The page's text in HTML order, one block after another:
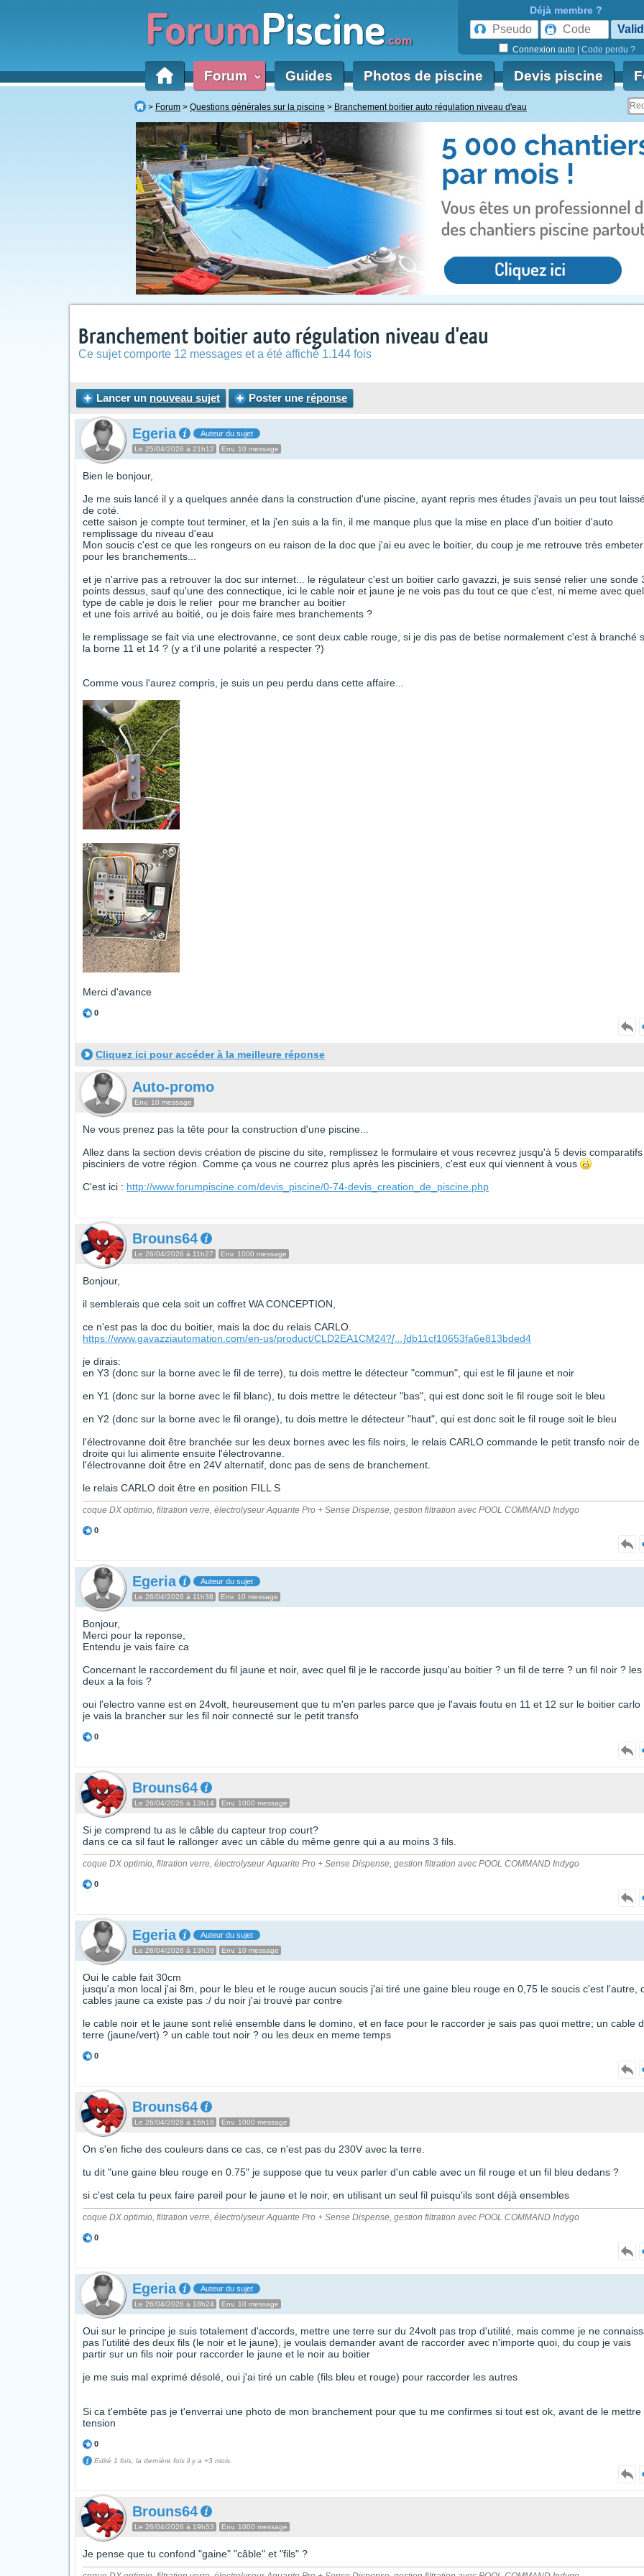
ForumPiscine.com
Déjà membre ?
Connexion auto Code perdu ?
Forum ‹ Guides Photos de piscine Devis piscine
Forum Questions générales sur la piscine Branchement boitier auto régulation niveau d'eau
Branchement boitier auto régulation niveau d'eau
Ce sujet comporte 12 messages et a été affiché 1.144 fois
Lancer un nouveau sujet Poster une réponse
Egeria Auteur du sujet
Le 25/04/2026 à 21h12 Env. 10 message
Bien le bonjour,
Je me suis lancé il y a quelques année dans la construction d'une piscine, ayant repris mes études j'avais un peu tout
de coté.
cette saison je compte tout terminer, et la j'en suis a la fin, il me manque plus que la mise en place d'un boitier d'auto
remplissage du niveau d'eau
Mon soucis c'est ce que les rongeurs on eu raison de la doc que j'ai eu avec le boitier, du coup je me retrouve très embeter
pour les branchements...
et je n'arrive pas a retrouver la doc sur internet... le régulateur c'est un boitier carlo gavazzi, je suis sensé relier une sonde
points dessus, sauf qu'une des connectique, ici le cable noir et jaune je ne vois pas du tout ce que c'est, ni meme avec quel
type de cable je dois le relier pour me brancher au boitier
et une fois arrivé au boitié, ou je dois faire mes branchements ?
le remplissage se fait via une electrovanne, ce sont deux cable rouge, si je dis pas de betise normalement c'est à branché
la borne 11 et 14 ? (y a t'il une polarité a respecter ?)
Comme vous l'aurez compris, je suis un peu perdu dans cette affaire...
Merci d'avance
0
Cliquez ici pour accéder à la meilleure réponse
Auto-promo
Env. 10 message
Ne vous prenez pas la tête pour la construction d'une piscine...
Allez dans la section devis création de piscine du site, remplissez le formulaire et vous recevrez jusqu'à 5 devis
pisciniers de votre région. Comme ça vous ne courrez plus après les pisciniers, c'est eux qui viennent à vous
C'est ici : http://www.forumpiscine.com/devis_piscine/0-74-devis_creation_de_piscine.php
Brouns64
Le 26/04/2026 à 11h27 Env. 1000 message
Bonjour,
il semblerais que cela soit un coffret WA CONCEPTION,
ce n'est pas la doc du boitier, mais la doc du relais CARLO.
https://www.gavazziautomation.com/en-us/product/CLD2EA1CM24?[...]db11cf10653fa6e813bded4
je dirais:
en Y3 (donc sur la borne avec le fil de terre), tu dois mettre le détecteur "commun", qui est le fil jaune et noir
en Y1 (donc sur la borne avec le fil blanc), tu dois mettre le détecteur "bas", qui est donc soit le fil rouge soit le bleu
en Y2 (donc sur la borne avec le fil orange), tu dois mettre le détecteur "haut", qui est donc soit le fil rouge soit le bleu
l'électrovanne doit être branchée sur les deux bornes avec les fils noirs, le relais CARLO commande le petit transfo noir de
droite qui lui alimente ensuite l'électrovanne.
l'électrovanne doit être en 24V alternatif, donc pas de sens de branchement.
le relais CARLO doit être en position FILL S
coque DX optimio, filtration verre, électrolyseur Aquarite Pro + Sense Dispense, gestion filtration avec POOL COMMAND Indygo
0
Egeria Auteur du sujet
Le 26/04/2026 à 11h38 Env. 10 message
Bonjour,
Merci pour la reponse,
Entendu je vais faire ca
Concernant le raccordement du fil jaune et noir, avec quel fil je le raccorde jusqu'au boitier ? un fil de terre ? un fil noir ? les
deux a la fois ?
oui l'electro vanne est en 24volt, heureusement que tu m'en parles parce que je l'avais foutu en 11 et 12 sur le boitier carlo
je vais la brancher sur les fil noir connecté sur le petit transfo
0
Brouns64
Le 26/04/2026 à 13h14 Env. 1000 message
Si je comprend tu as le câble du capteur trop court?
dans ce ca sil faut le rallonger avec un câble du même genre qui a au moins 3 fils.
coque DX optimio, filtration verre, électrolyseur Aquarite Pro + Sense Dispense, gestion filtration avec POOL COMMAND Indygo
0
Egeria Auteur du sujet
Le 26/04/2026 à 13h38 Env. 10 message
Oui le cable fait 30cm
jusqu'a mon local j'ai 8m, pour le bleu et le rouge aucun soucis j'ai tiré une gaine bleu rouge en 0,75 le soucis c'est l'autre,
cables jaune ca existe pas :/ du noir j'ai trouvé par contre
le cable noir et le jaune sont relié ensemble dans le domino, et en face pour le raccorder je sais pas quoi mettre; un cable
terre (jaune/vert) ? un cable tout noir ? ou les deux en meme temps
0
Brouns64
Le 26/04/2026 à 16h18 Env. 1000 message
On s'en fiche des couleurs dans ce cas, ce n'est pas du 230V avec la terre.
tu dit "une gaine bleu rouge en 0.75" je suppose que tu veux parler d'un cable avec un fil rouge et un fil bleu dedans ?
si c'est cela tu peux faire pareil pour le jaune et le noir, en utilisant un seul fil puisqu'ils sont déjà ensembles
coque DX optimio, filtration verre, électrolyseur Aquarite Pro + Sense Dispense, gestion filtration avec POOL COMMAND Indygo
0
Egeria Auteur du sujet
Le 26/04/2026 à 18h24 Env. 10 message
Oui sur le principe je suis totalement d'accords, mettre une terre sur du 24volt pas trop d'utilité, mais comme je ne
pas l'utilité des deux fils (le noir et le jaune), je voulais demander avant de raccorder avec n'importe quoi, du coup je vais
partir sur un fils noir pour raccorder le jaune et le noir au boitier
je me suis mal exprimé désolé, oui j'ai tiré un cable (fils bleu et rouge) pour raccorder les autres
Si ca t'embête pas je t'enverrai une photo de mon branchement pour que tu me confirmes si tout est ok, avant de le mettre
tension
0
Edité 1 fois, la dernière fois il y a +3 mois.
Brouns64
Le 26/04/2026 à 19h53 Env. 1000 message
Je pense que tu confond "gaine" "câble" et "fils" ?